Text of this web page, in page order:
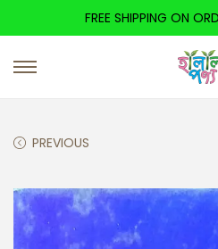
FREE SHIPPING ON
PREVIOUS